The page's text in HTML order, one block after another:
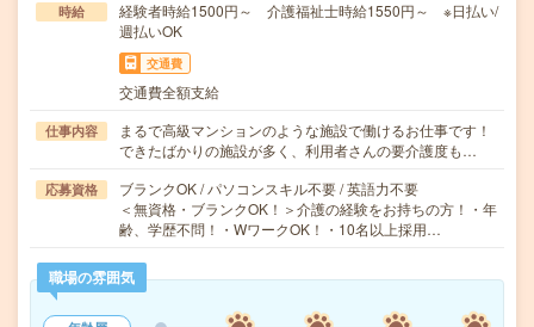
時給
経験者時給1500円～ 介護福祉士時給1550円～ ※日払い/
週払いOK
交通費
交通費全額支給
仕事内容
まるで高級マンションのような施設で働けるお仕事です！
できたばかりの施設が多く、利用者さんの要介護度も…
応募資格
ブランクOK / パソコンスキル不要 / 英語力不要
＜無資格・ブランクOK！＞介護の経験をお持ちの方！・年
齢、学歴不問！・WワークOK！・10名以上採用…
職場の雰囲気